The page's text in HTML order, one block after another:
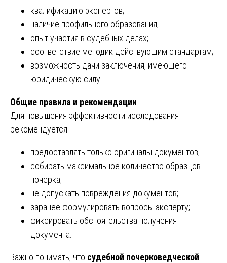
квалификацию экспертов;
наличие профильного образования;
опыт участия в судебных делах;
соответствие методик действующим стандартам;
возможность дачи заключения, имеющего
юридическую силу.
Общие правила и рекомендации
Для повышения эффективности исследования
рекомендуется:
предоставлять только оригиналы документов;
собирать максимальное количество образцов
почерка;
не допускать повреждения документов;
заранее формулировать вопросы эксперту;
фиксировать обстоятельства получения
документа.
Важно понимать, что судебной почерковедческой